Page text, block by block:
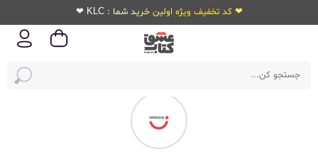
❤ کد تخفیف ویژه اولین خرید شما : KLC ❤